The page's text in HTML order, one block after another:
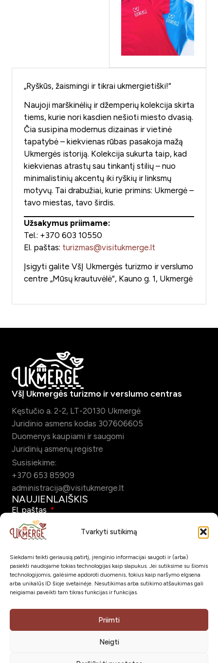
Tvarkyti sutikimą
Siekdami teikti geriausią patirtį, įrenginio informacijai saugoti ir (arba)
pasiekti naudojame tokias technologijas kaip slapukus. Jei sutiksime su šiomis
technologijomis, galėsime apdoroti duomenis, tokius kaip naršymo elgsena
arba unikalūs ID šioje svetainėje. Nesutikimas arba sutikimo atšaukimas gali
neigiamai paveikti tam tikras funkcijas ir funkcijas.
Priimti
Neigti
„Ryškūs, žaismingi ir tikrai ukmergietiški!“
Naujoji marškinėlių ir džemperių kolekcija skirta
tiems, kurie nori kasdien nešioti miesto dvasią.
Čia susipina modernus dizainas ir vietinė
tapatybė – kiekvienas rūbas pasakoja mažą
Ukmergės istoriją. Kolekcija sukurta taip, kad
kiekvienas atrastų sau tinkantį stilių – nuo
minimalistinių akcentų iki ryškių ir linksmų
motyvų. Tai drabužiai, kurie primins: Ukmergė –
tavo miestas, tavo širdis.
Užsakymus priimame:
Tel.: +370 603 10550
El. paštas: turizmas@visitukmerge.lt
Įsigyti galite VšĮ Ukmergės turizmo ir verslumo
centre „Mūsų krautuvėlė“, Kauno g. 1, Ukmergė
VšĮ Ukmergės turizmo ir verslumo centras
Kęstučio a. 2-2, LT-20130 Ukmergė
Juridinio asmens kodas 307606605
Duomenys kaupiami ir saugomi
Juridinių asmenų registre
Susisiekime:
+370 653 85909
administracija@visitukmerge.lt
NAUJIENLAIŠKIS
El. paštas
Pažymėdamas šį laukelį patvirtinu, kad sutinku gauti Ukmergės
turizmo naujienlaiškį el. paštu.
Prenumeruoti
SOC. TINKLAI